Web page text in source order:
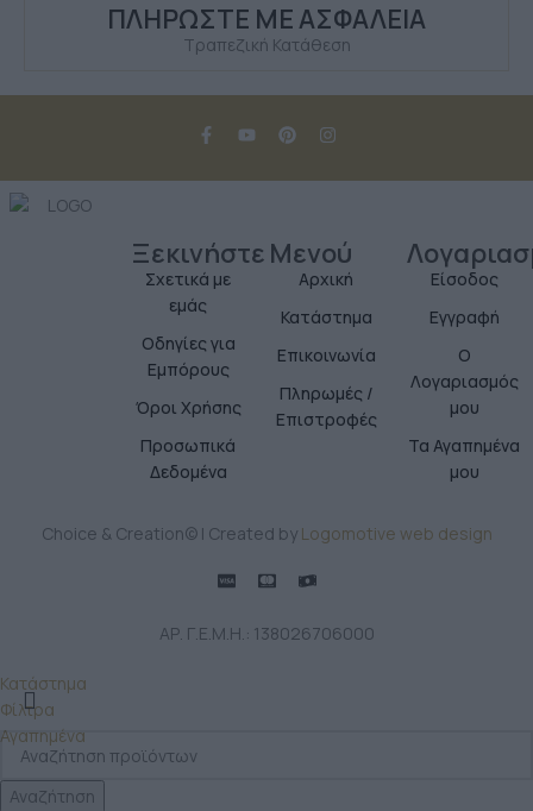
ΠΛΗΡΩΣΤΕ ΜΕ ΑΣΦΑΛΕΙΑ
Τραπεζική Κατάθεση
Ξεκινήστε
Σχετικά με
εμάς
Οδηγίες για
Εμπόρους
Όροι Χρήσης
Προσωπικά
Δεδομένα
Μενού
Αρχική
Κατάστημα
Επικοινωνία
Πληρωμές /
Επιστροφές
Είσοδος
Εγγραφή
Ο
Λογαριασμός
μου
Τα Αγαπημένα
μου
Choice & Creation© | Created by Logomotive web design
ΑΡ. Γ.Ε.Μ.Η.: 138026706000
Αναζήτηση
Κατάστημα
Φίλτρα
Αγαπημένα